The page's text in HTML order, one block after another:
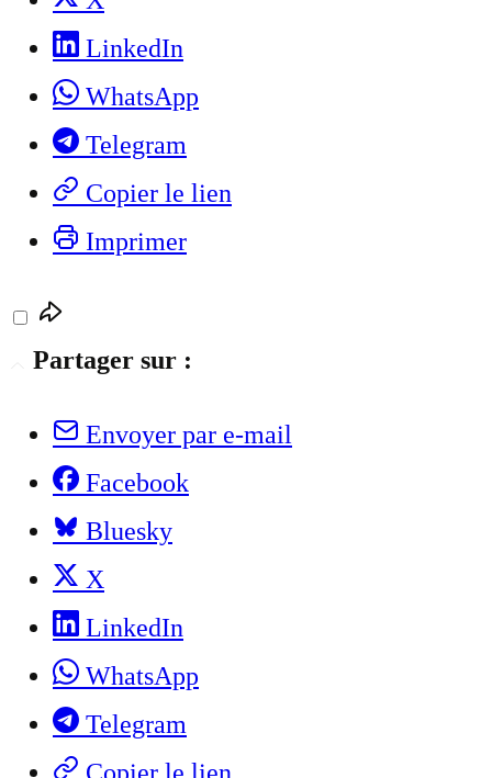
LinkedIn
WhatsApp
Telegram
Copier le lien
Imprimer
Partager sur :
Envoyer par e-mail
Facebook
Bluesky
X
LinkedIn
WhatsApp
Telegram